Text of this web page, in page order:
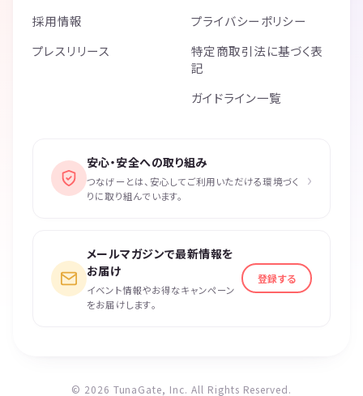
採用情報
プレスリリース
プライバシーポリシー
特定商取引法に基づく表
記
ガイドライン一覧
安心・安全への取り組み
つなげーとは、安心してご利用いただける環境づく
りに取り組んでいます。
›
メールマガジンで最新情報を
お届け
イベント情報やお得なキャンペーン
をお届けします。
登録する
© 2026 TunaGate, Inc. All Rights Reserved.